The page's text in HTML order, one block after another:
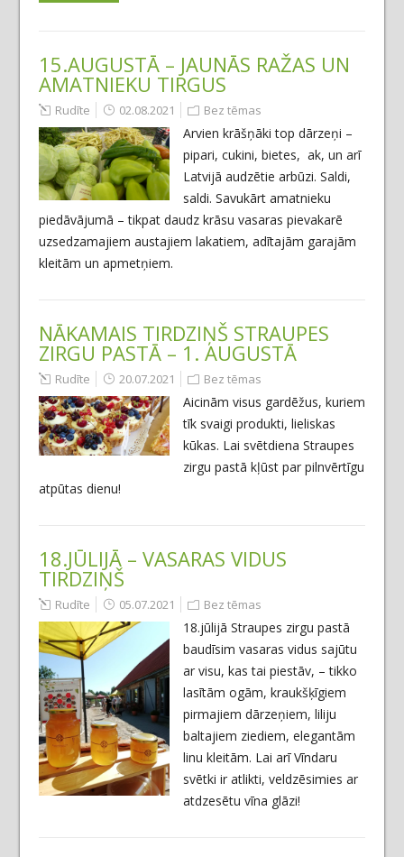
15.AUGUSTĀ – JAUNĀS RAŽAS UN
AMATNIEKU TIRGUS
Rudīte 02.08.2021 Bez tēmas
Arvien krāšņāki top dārzeņi –
pipari, cukini, bietes, ak, un arī
Latvijā audzētie arbūzi. Saldi,
saldi. Savukārt amatnieku
piedāvājumā – tikpat daudz krāsu vasaras pievakarē
uzsedzamajiem austajiem lakatiem, adītajām garajām
kleitām un apmetņiem.
NĀKAMAIS TIRDZIŅŠ STRAUPES
ZIRGU PASTĀ – 1. AUGUSTĀ
Rudīte 20.07.2021 Bez tēmas
Aicinām visus gardēžus, kuriem
tīk svaigi produkti, lieliskas
kūkas. Lai svētdiena Straupes
zirgu pastā kļūst par pilnvērtīgu
atpūtas dienu!
18.JŪLIJĀ – VASARAS VIDUS
TIRDZIŅŠ
Rudīte 05.07.2021 Bez tēmas
18.jūlijā Straupes zirgu pastā
baudīsim vasaras vidus sajūtu
ar visu, kas tai piestāv, – tikko
lasītām ogām, kraukšķīgiem
pirmajiem dārzeņiem, liliju
baltajiem ziediem, elegantām
linu kleitām. Lai arī Vīndaru
svētki ir atlikti, veldzēsimies ar
atdzesētu vīna glāzi!